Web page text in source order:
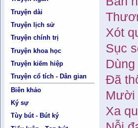
Truyện dài
Truyện lịch sử
Truyện chính trị
Truyện khoa học
Truyện kiếm hiệp
Truyện cổ tích - Dân gian
Biên khảo
Ký sự
Tùy bút - Bút ký
Xót
Sục
Đã
Mười
Xa